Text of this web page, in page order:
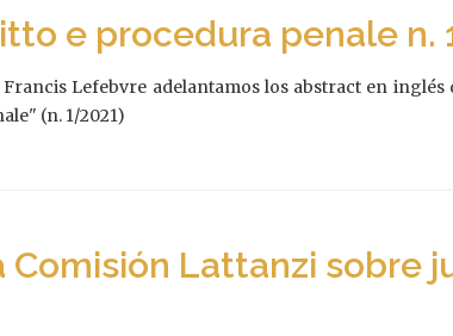
e procedura penale n.
Lefebvre adelantamos los abstract en
(n. 1/2021)
Comisión Lattanzi sobre